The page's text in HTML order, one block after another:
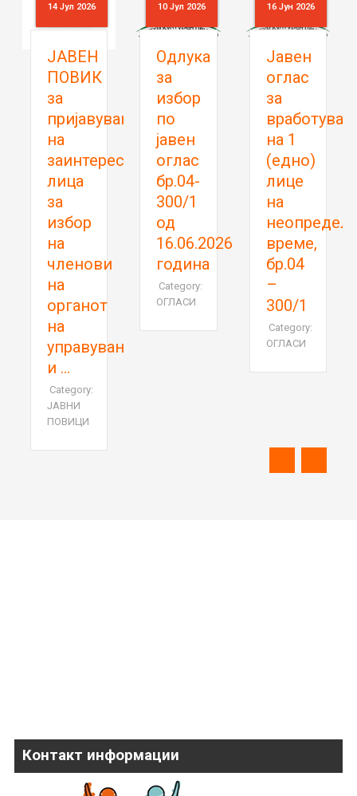
10 Јул 2026
Oдлука
за
по
оглас
бр.04-
од
16.06.2026
година
ОГЛАСИ
16 Јун 2026
Јавен
за
вработување
на 1
(едно)
лице
на
неопределено
време,
бр.04
–
300/1
28 Мај 2026
НА
2026
учам
први
букви
Category:
НА
АСФАЛТ
Контакт информации